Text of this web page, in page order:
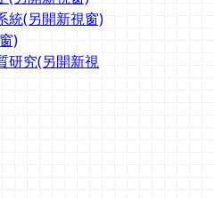
統(另開新視窗)
)
研究(另開新視